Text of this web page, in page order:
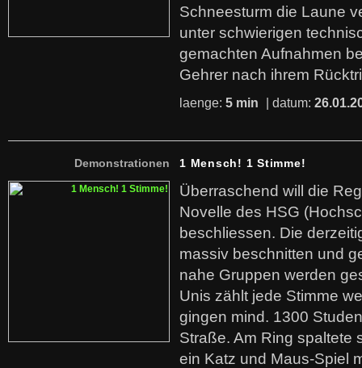
Schneesturm die Laune
unter schwierigen
gemachten Aufnahmen
Gehrer nach ihrem
laenge: 5 min | datum:
Demonstrationen 1 Mensch! 1 Stimme!
Überraschend will die
Novelle des HSG
beschliessen. Die
massiv beschnitten und
nahe Gruppen werden
Unis zählt jede Stimme
gingen mind. 1300
Straße. Am Ring spaltete
ein Katz und Maus-Spiel